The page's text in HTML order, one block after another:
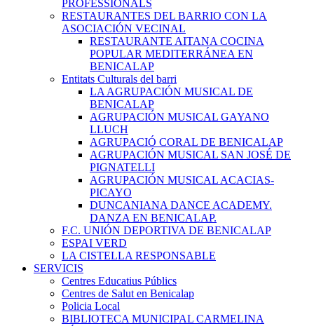
PROFESSIONALS
RESTAURANTES DEL BARRIO CON LA
ASOCIACIÓN VECINAL
RESTAURANTE AITANA COCINA
POPULAR MEDITERRÁNEA EN
BENICALAP
Entitats Culturals del barri
LA AGRUPACIÓN MUSICAL DE
BENICALAP
AGRUPACIÓN MUSICAL GAYANO
LLUCH
AGRUPACIÓ CORAL DE BENICALAP
AGRUPACIÓN MUSICAL SAN JOSÉ DE
PIGNATELLI
AGRUPACIÓN MUSICAL ACACIAS-
PICAYO
DUNCANIANA DANCE ACADEMY.
DANZA EN BENICALAP.
F.C. UNIÓN DEPORTIVA DE BENICALAP
ESPAI VERD
LA CISTELLA RESPONSABLE
SERVICIS
Centres Educatius Públics
Centres de Salut en Benicalap
Policia Local
BIBLIOTECA MUNICIPAL CARMELINA